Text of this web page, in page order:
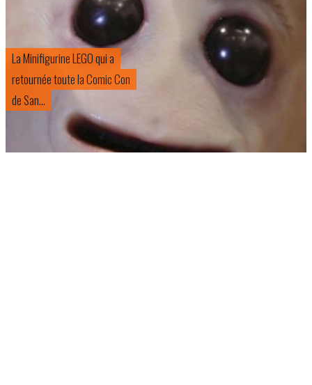
La Minifigurine LEGO qui a
retournée toute la Comic Con
de San...